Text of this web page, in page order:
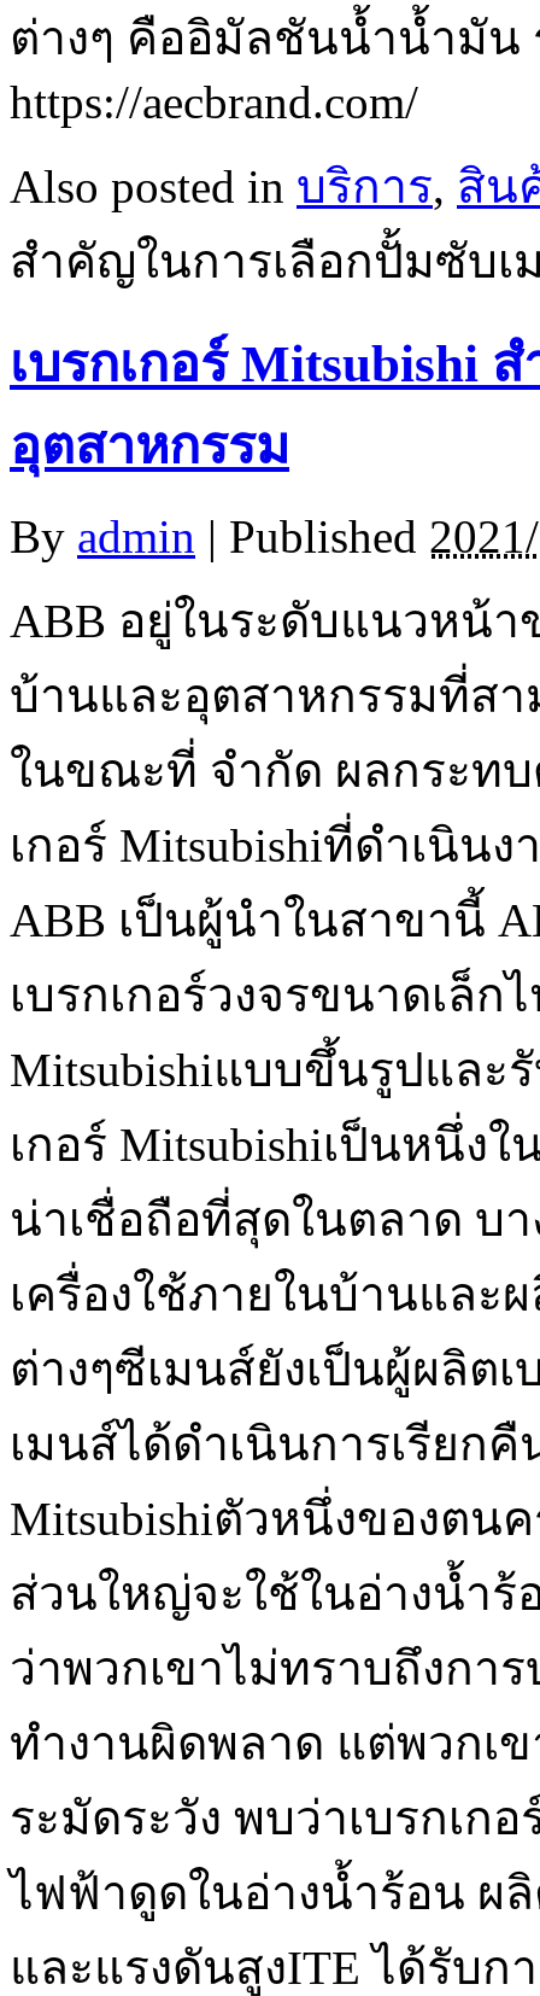
ต่างๆ คืออิมัลชันน้ำน้ำมัน
https://aecbrand.com/
Also posted in บริการ, สิน
สำคัญในการเลือกปั้มซับเ
เบรกเกอร์ Mitsubishi
อุตสาหกรรม
By admin | Published
ABB อยู่ในระดับแนวหน้า
บ้านและอุตสาหกรรมที่ส
ในขณะที่ จำกัด ผลกระท
เกอร์ Mitsubishiที่ดำเนิน
ABB เป็นผู้นำในสาขานี้
เบรกเกอร์วงจรขนาดเล็ก
Mitsubishiแบบขึ้นรูปแล
เกอร์ Mitsubishiเป็นหนึ่
น่าเชื่อถือที่สุดในตลาด บ
เครื่องใช้ภายในบ้านแล
ต่างๆซีเมนส์ยังเป็นผู้ผลิต
เมนส์ได้ดำเนินการเรียก
Mitsubishiตัวหนึ่งของตน
ส่วนใหญ่จะใช้ในอ่างน้ำร้
ว่าพวกเขาไม่ทราบถึงกา
ทำงานผิดพลาด แต่พวกเ
ระมัดระวัง พบว่าเบรกเก
ไฟฟ้าดูดในอ่างน้ำร้อน ผ
และแรงดันสูงITE ได้รับก